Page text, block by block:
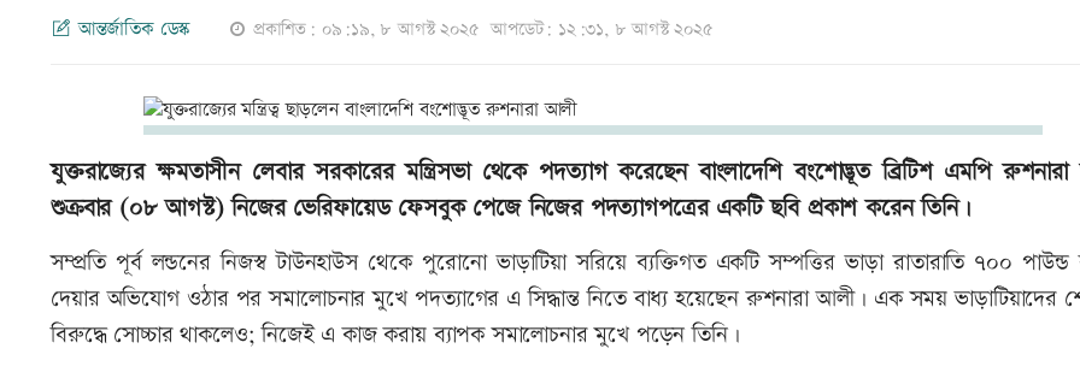
আন্তর্জাতিক ডেস্ক প্রকাশিত: ০৯:১৯, ৮ আগস্ট ২০২৫ আপডেট: ১২:৩১, ৮ আগস্ট ২০২৫
যুক্তরাজ্যের ক্ষমতাসীন লেবার সরকারের মন্ত্রিসভা থেকে পদত্যাগ করেছেন বাংলাদেশি বংশোদ্ভূত ব্রিটিশ এমপি
শুক্রবার (০৮ আগস্ট) নিজের ভেরিফায়েড ফেসবুক পেজে নিজের পদত্যাগপত্রের একটি ছবি প্রকাশ করেন তিনি।
সম্প্রতি পূর্ব লন্ডনের নিজস্ব টাউনহাউস থেকে পুরোনো ভাড়া‌টিয়া স‌রি‌য়ে ব্যক্তিগত একটি সম্পত্তির ভাড়া রাতারাতি ৭০০ পাউন্ড
দেয়ার অভিযোগ ওঠার পর সমালোচনার মুখে পদত্যাগের এ সিদ্ধান্ত নিতে বাধ্য হয়েছেন রুশনারা আলী। এক সময় ভাড়াটিয়াদের
বিরুদ্ধে সোচ্চার থাকলেও; নিজেই এ কাজ করায় ব্যাপক সমালোচনার মুখে পড়েন তিনি।